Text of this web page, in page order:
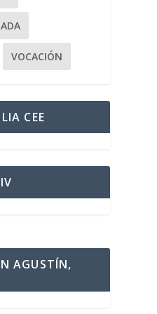
VOCACIÓN
CEE
AGUSTÍN,